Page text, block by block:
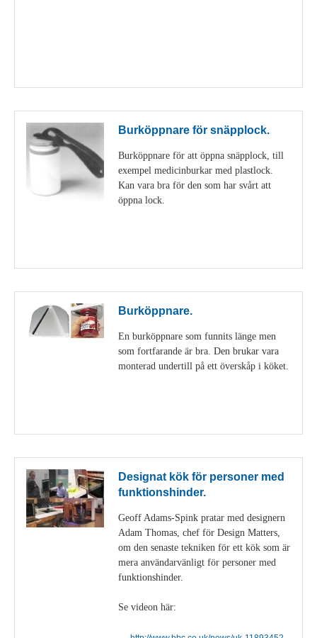
Burköppnare för snäpplock.
Burköppnare för att öppna snäpplock, till
exempel medicinburkar med plastlock.
Kan vara bra för den som har svårt att
öppna lock.
Burköppnare.
En burköppnare som funnits länge men
som fortfarande är bra. Den brukar vara
monterad undertill på ett överskåp i köket.
Designat kök för personer med
funktionshinder.
Geoff Adams-Spink pratar med designern
Adam Thomas, chef för Design Matters,
om den senaste tekniken för ett kök som är
mera användarvänligt för personer med
funktionshinder.
Se videon här: